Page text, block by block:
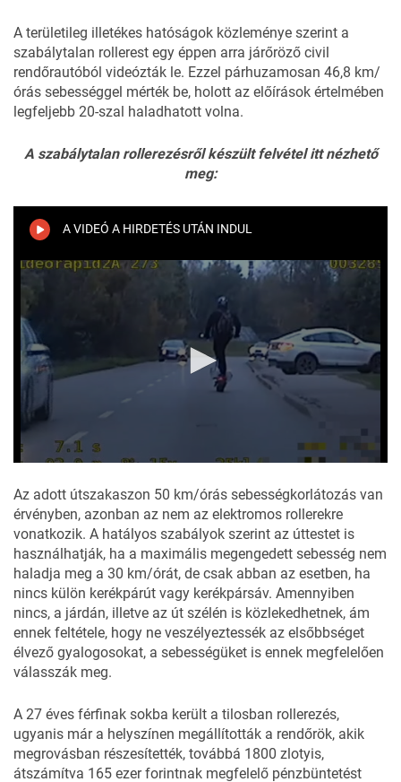
A területileg illetékes hatóságok közleménye szerint a
szabálytalan rollerest egy éppen arra járőröző civil
rendőrautóból videózták le. Ezzel párhuzamosan 46,8 km/
órás sebességgel mérték be, holott az előírások értelmében
legfeljebb 20-szal haladhatott volna.
A szabálytalan rollerezésről készült felvétel itt nézhető
meg:
A VIDEÓ A HIRDETÉS UTÁN INDUL
Az adott útszakaszon 50 km/órás sebességkorlátozás van
érvényben, azonban az nem az elektromos rollerekre
vonatkozik. A hatályos szabályok szerint az úttestet is
használhatják, ha a maximális megengedett sebesség nem
haladja meg a 30 km/órát, de csak abban az esetben, ha
nincs külön kerékpárút vagy kerékpársáv. Amennyiben
nincs, a járdán, illetve az út szélén is közlekedhetnek, ám
ennek feltétele, hogy ne veszélyeztessék az elsőbbséget
élvező gyalogosokat, a sebességüket is ennek megfelelően
válasszák meg.
A 27 éves férfinak sokba került a tilosban rollerezés,
ugyanis már a helyszínen megállították a rendőrök, akik
megrovásban részesítették, továbbá 1800 zlotyis,
átszámítva 165 ezer forintnak megfelelő pénzbüntetést